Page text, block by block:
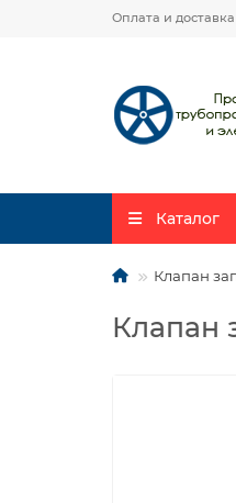
Оплата и доставка
Каталог
Клапан
Клапан